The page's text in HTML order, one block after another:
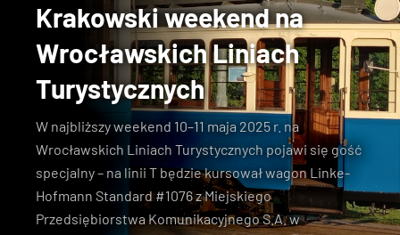
Krakowski weekend na
Wrocławskich Liniach
Turystycznych
W najbliższy weekend 10–11 maja 2025 r. na
Wrocławskich Liniach Turystycznych pojawi się gość
specjalny – na linii T będzie kursował wagon Linke-
Hofmann Standard #1076 z Miejskiego
Przedsiębiorstwa Komunikacyjnego S.A. w